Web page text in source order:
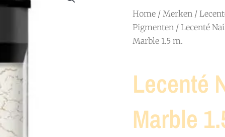
Home / Merken /
Pigmenten / Lecenté
Marble 1.5 m.
Lecenté
Marble